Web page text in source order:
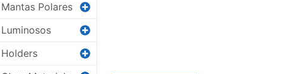
Mantas Polares
Luminosos
Holders